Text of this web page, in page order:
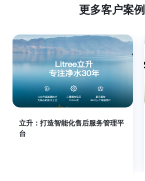
更多客户案例
立升：打造智能化售后服务管理平
台